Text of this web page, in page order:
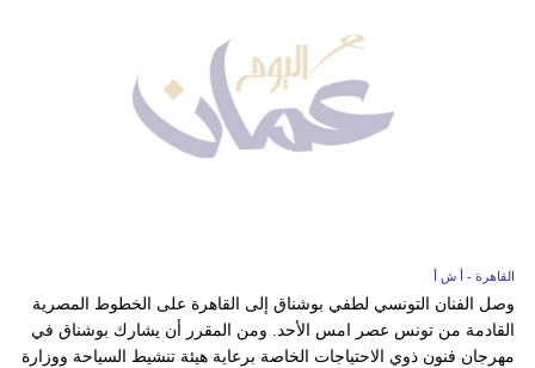
القاهرة - أ ش أ
وصل الفنان التونسي لطفي بوشناق إلى القاهرة على الخطوط المصرية
القادمة من تونس عصر امس الأحد. ومن المقرر أن يشارك بوشناق في
مهرجان فنون ذوي الاحتياجات الخاصة برعاية هيئة تنشيط السياحة ووزارة